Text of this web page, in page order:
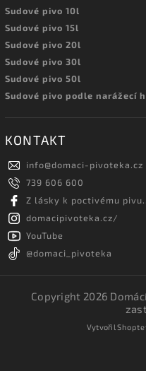
Sudové pivo 10l
Sudové pivo 15l
Sudové pivo 20l
Sudové pivo 30l
Sudové pivo 50l
Sudové pivo podle narážecí
KONTAKT
info@domaci-pivoteka.cz
739 606 600
Z lásky k poctivému
domacipivoteka.cz/
YouTube
@domaci_pivoteka
Copyright 2026
Vytvořil